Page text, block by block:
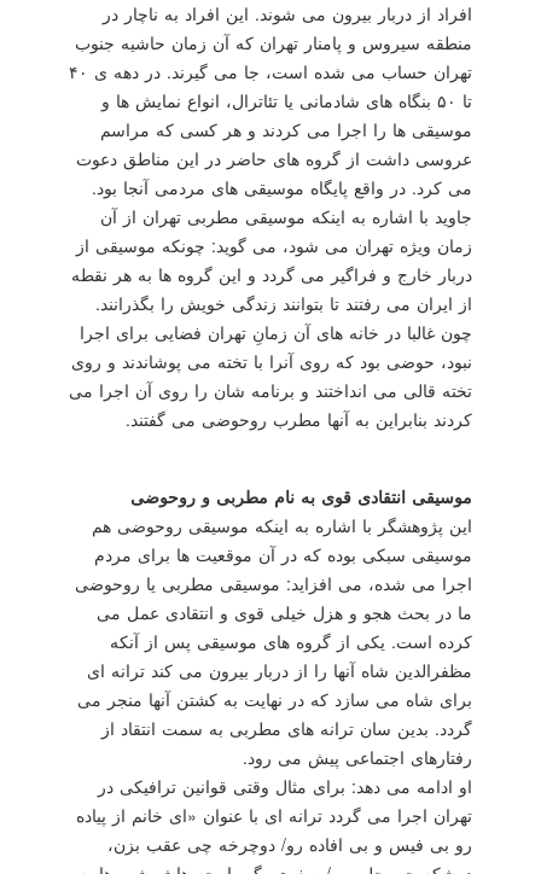
افراد از دربار بیرون می شوند. این افراد به ناچار در
منطقه سیروس و پامنار تهران كه آن زمان حاشیه جنوب
تهران حساب می شده است، جا می گیرند. در دهه ی ۴۰
تا ۵۰ بنگاه های شادمانی یا تئاترال، انواع نمایش ها و
موسیقی ها را اجرا می كردند و هر كسی كه مراسم
عروسی داشت از گروه های حاضر در این مناطق دعوت
می كرد. در واقع پایگاه موسیقی های مردمی آنجا بود.
جاوید با اشاره به اینكه موسیقی مطربی تهران از آن
زمان ویژه تهران می شود، می گوید: چونكه موسیقی از
دربار خارج و فراگیر می گردد و این گروه ها به هر نقطه
از ایران می رفتند تا بتوانند زندگی خویش را بگذرانند.
چون غالبا در خانه های آن زمانِ تهران فضایی برای اجرا
نبود، حوضی بود كه روی آنرا با تخته می پوشاندند و روی
تخته قالی می انداختند و برنامه شان را روی آن اجرا می
كردند بنابراین به آنها مطرب روحوضی می گفتند.
موسیقی انتقادی قوی به نام مطربی و روحوضی
این پژوهشگر با اشاره به اینكه موسیقی روحوضی هم
موسیقی سبكی بوده كه در آن موقعیت ها برای مردم
اجرا می شده، می افزاید: موسیقی مطربی یا روحوضی
ما در بحث هجو و هزل خیلی قوی و انتقادی عمل می
كرده است. یكی از گروه های موسیقی پس از آنكه
مظفرالدین شاه آنها را از دربار بیرون می كند ترانه ای
برای شاه می سازد كه در نهایت به كشتن آنها منجر می
گردد. بدین سان ترانه های مطربی به سمت انتقاد از
رفتارهای اجتماعی پیش می رود.
او ادامه می دهد: برای مثال وقتی قوانین ترافیكی در
تهران اجرا می گردد ترانه ای با عنوان «ای خانم از پیاده
رو بی فیس و بی افاده رو/ دوچرخه چی عقب بزن،